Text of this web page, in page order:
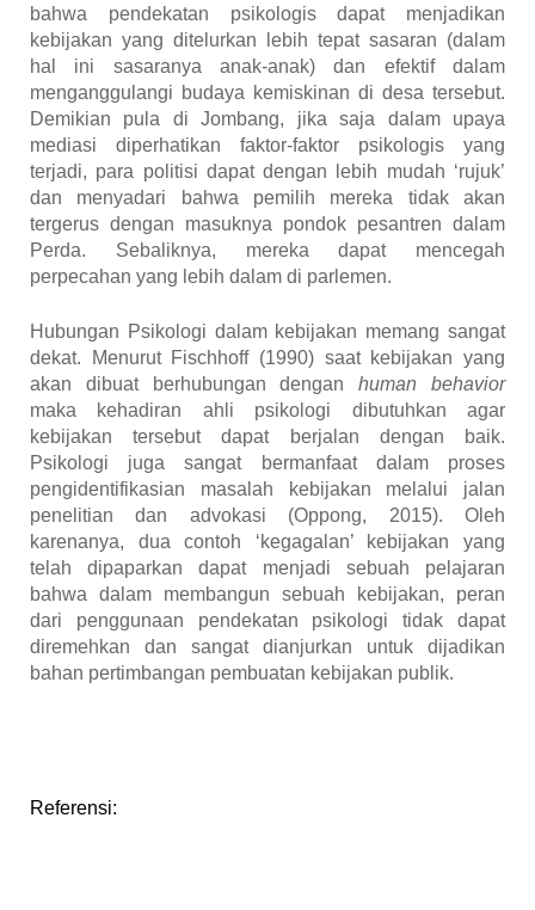
bahwa pendekatan psikologis dapat menjadikan
kebijakan yang ditelurkan lebih tepat sasaran (dalam
hal ini sasaranya anak-anak) dan efektif dalam
menganggulangi budaya kemiskinan di desa tersebut.
Demikian pula di Jombang, jika saja dalam upaya
mediasi diperhatikan faktor-faktor psikologis yang
terjadi, para politisi dapat dengan lebih mudah ‘rujuk’
dan menyadari bahwa pemilih mereka tidak akan
tergerus dengan masuknya pondok pesantren dalam
Perda. Sebaliknya, mereka dapat mencegah
perpecahan yang lebih dalam di parlemen.
Hubungan Psikologi dalam kebijakan memang sangat
dekat. Menurut Fischhoff (1990) saat kebijakan yang
akan dibuat berhubungan denganhuman behavior
maka kehadiran ahli psikologi dibutuhkan agar
kebijakan tersebut dapat berjalan dengan baik.
Psikologi juga sangat bermanfaat dalam proses
pengidentifikasian masalah kebijakan melalui jalan
penelitian dan advokasi (Oppong, 2015). Oleh
karenanya, dua contoh ‘kegagalan’ kebijakan yang
telah dipaparkan dapat menjadi sebuah pelajaran
bahwa dalam membangun sebuah kebijakan, peran
dari penggunaan pendekatan psikologi tidak dapat
diremehkan dan sangat dianjurkan untuk dijadikan
bahan pertimbangan pembuatan kebijakan publik.
Referensi: